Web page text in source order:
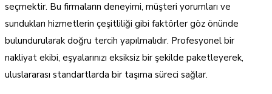
seçmektir. Bu firmaların deneyimi, müşteri yorumları ve
sundukları hizmetlerin çeşitliliği gibi faktörler göz önünde
bulundurularak doğru tercih yapılmalıdır. Profesyonel bir
nakliyat ekibi, eşyalarınızı eksiksiz bir şekilde paketleyerek,
uluslararası standartlarda bir taşıma süreci sağlar.